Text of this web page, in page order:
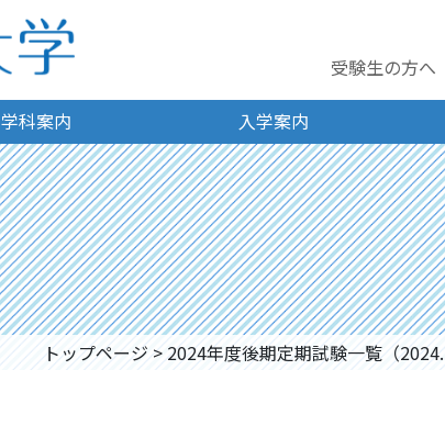
受験生の方へ
科案内 入学案内
トップページ>2024年度後期定期試験一覧（